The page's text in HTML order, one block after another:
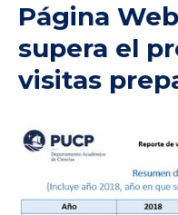
Página
supera el
visitas